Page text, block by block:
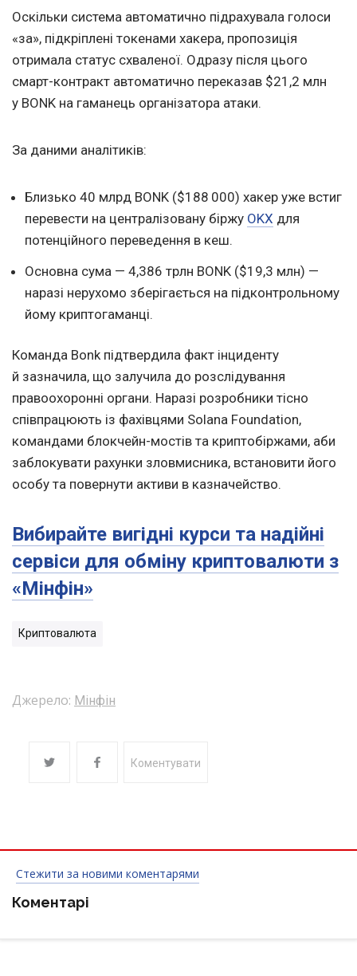
Оскільки система автоматично підрахувала голоси
«за», підкріплені токенами хакера, пропозиція
отримала статус схваленої. Одразу після цього
смарт-контракт автоматично переказав $21,2 млн
у BONK на гаманець організатора атаки.
За даними аналітиків:
Близько 40 млрд BONK ($188 000) хакер уже встиг
перевести на централізовану біржу OKX для
потенційного переведення в кеш.
Основна сума — 4,386 трлн BONK ($19,3 млн) —
наразі нерухомо зберігається на підконтрольному
йому криптогаманці.
Команда Bonk підтвердила факт інциденту
й зазначила, що залучила до розслідування
правоохоронні органи. Наразі розробники тісно
співпрацюють із фахівцями Solana Foundation,
командами блокчейн-мостів та криптобіржами, аби
заблокувати рахунки зловмисника, встановити його
особу та повернути активи в казначейство.
Вибирайте вигідні курси та надійні
сервіси для обміну криптовалюти з
«Мінфін»
Криптовалюта
Джерело: Мінфін
Коментувати
Стежити за новими коментарями
Коментарі